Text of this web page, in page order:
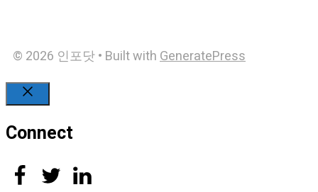
© 2026 인포닷• Built withGeneratePress
Connect